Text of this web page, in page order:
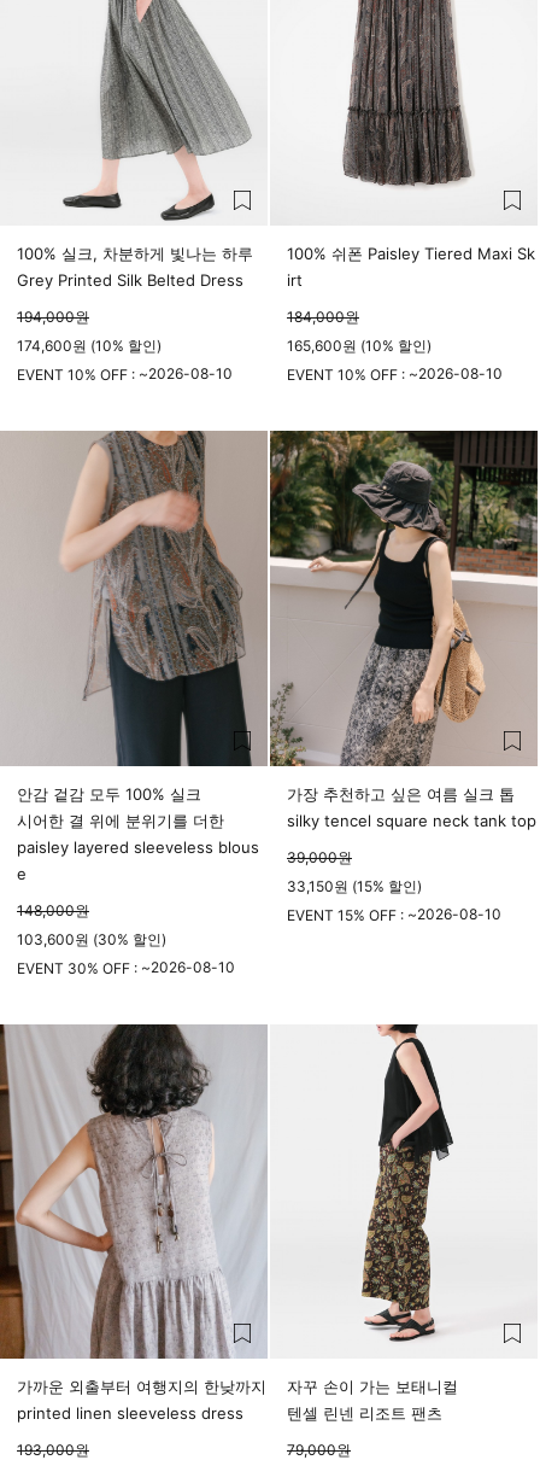
100% 실크, 차분하게 빛나는 하루
Grey Printed Silk Belted Dress
194,000원
174,600원 (10% 할인)
EVENT 10% OFF : ~2026-08-10
100% 쉬폰 Paisley Tiered Maxi Sk
irt
184,000원
165,600원 (10% 할인)
EVENT 10% OFF : ~2026-08-10
안감 겉감 모두 100% 실크
시어한 결 위에 분위기를 더한
paisley layered sleeveless blous
e
148,000원
103,600원 (30% 할인)
EVENT 30% OFF : ~2026-08-10
가장 추천하고 싶은 여름 실크 톱
silky tencel square neck tank top
39,000원
33,150원 (15% 할인)
EVENT 15% OFF : ~2026-08-10
가까운 외출부터 여행지의 한낮까지
printed linen sleeveless dress
193,000원
자꾸 손이 가는 보태니컬
텐셀 린넨 리조트 팬츠
79,000원